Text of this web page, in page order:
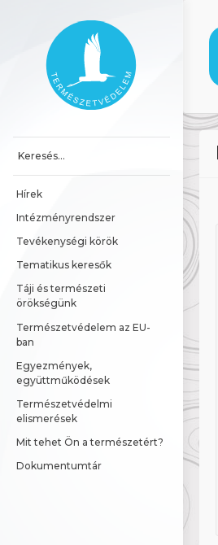
Főoldal
Hírek
Intézményrendszer
Tevékenységi körök
Tematikus keresők
Táji és természeti
örökségünk
Természetvédelem az EU-
ban
Egyezmények,
együttműködések
Természetvédelmi
elismerések
Mit tehet Ön a természetért?
Dokumentumtár